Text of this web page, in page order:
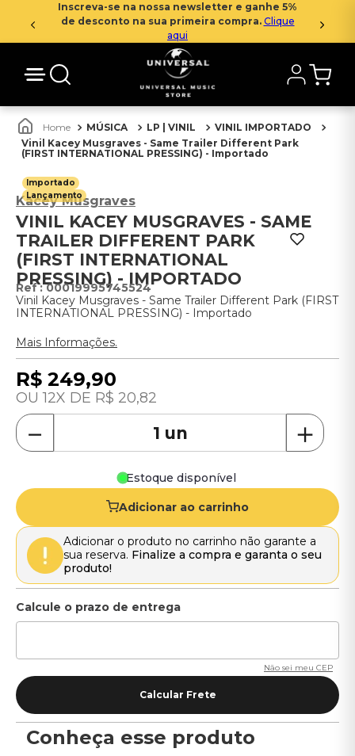
Inscreva-se na nossa newsletter e ganhe 5%
de desconto na sua primeira compra. Clique
aqui
MÚSICA LP | VINIL
VINIL IMPORTADO
Vinil Kacey Musgraves - Same Trailer Different Park
(FIRST INTERNATIONAL PRESSING) - Importado
Importado
Lançamento
Kacey Musgraves
VINIL KACEY MUSGRAVES - SAME
TRAILER DIFFERENT PARK
(FIRST INTERNATIONAL
PRESSING) - IMPORTADO
:00019995745524
Vinil Kacey Musgraves - Same Trailer Different Park (FIRST
INTERNATIONAL PRESSING) - Importado
Mais Informações.
R$ 249,90
12 R$ 20,82
＋
－
Estoque disponível
Adicionar ao carrinho
Adicionar o produto no carrinho não garante a
sua reserva. Finalize a compra e garanta o seu
produto!
Não sei meu CEP
Conheça esse produto